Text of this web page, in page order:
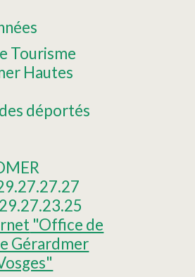
Tourisme
Hautes
déportés
"Office de
Gérardmer